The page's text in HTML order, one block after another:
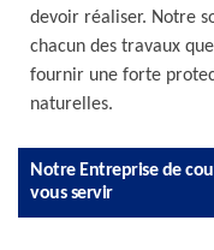
devoir réaliser. Notre
chacun des travaux
fournir une forte
naturelles.
Notre Entreprise de
vous servir